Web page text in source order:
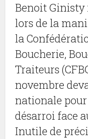
Benoit Ginisty
lors de la
la
Boucherie,
Traiteurs
novembre
nationale
désarroi face
Inutile de